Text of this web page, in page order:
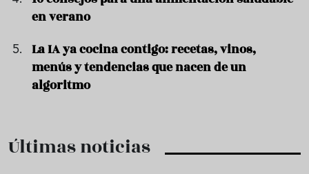
en verano
La IA ya cocina contigo: recetas, vinos,
menús y tendencias que nacen de un
algoritmo
Últimas noticias